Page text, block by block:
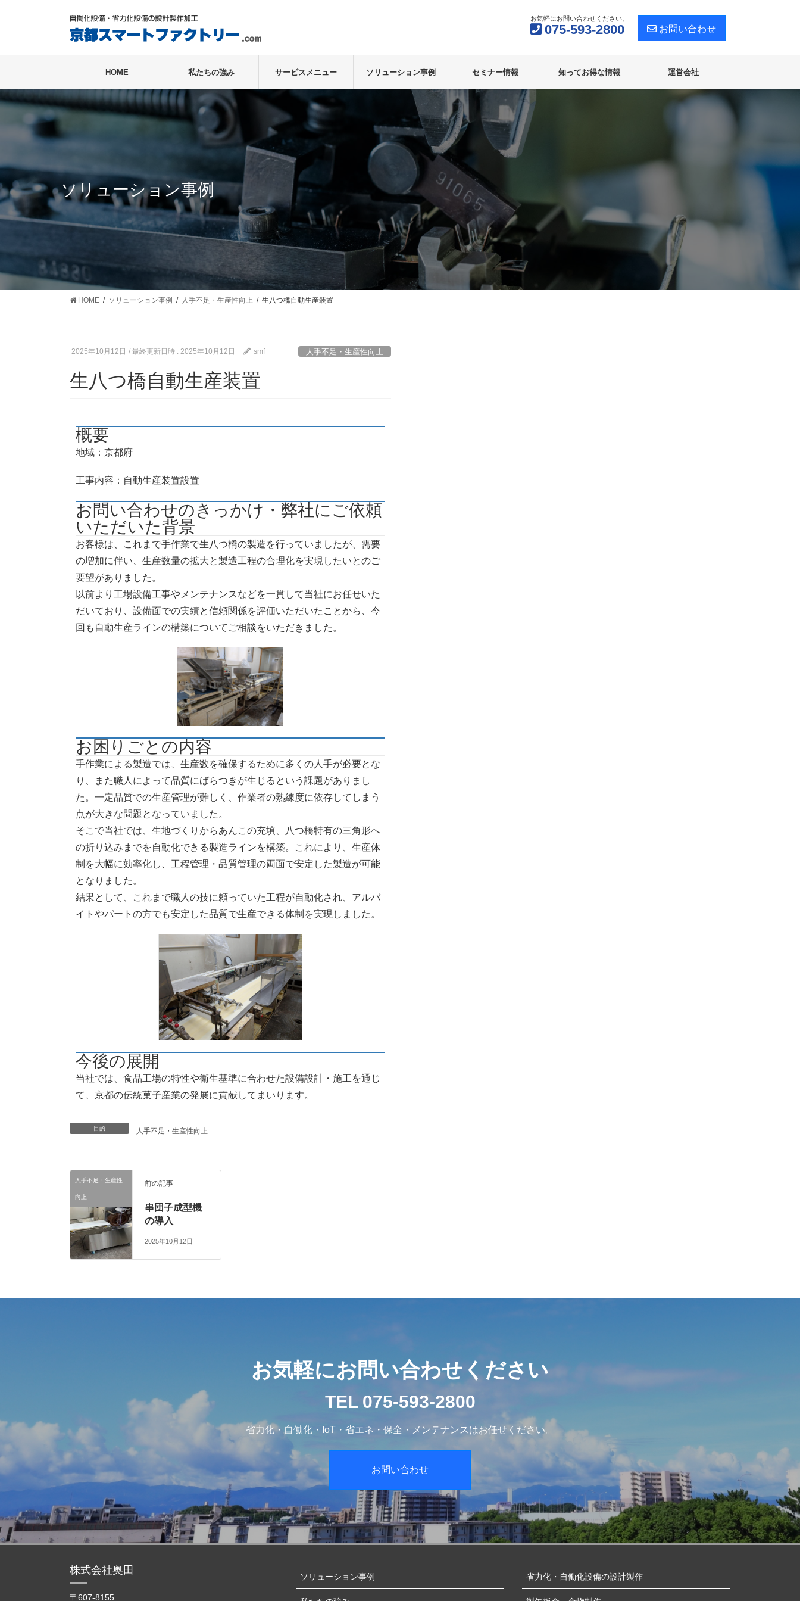
お気軽にお問い合わせください。
075-593-2800 お問い合わせ
HOME 私たちの強み サービスメニュー ソリューション事例 セミナー情報 知ってお得な情報 運営会社
ソリューション事例
HOME ソリューション事例 人手不足・生産性向上 生八つ橋自動生産装置
2025年10月12日 / 最終更新日時 : 2025年10月12日 smf 人手不足・生産性向上
生八つ橋自動生産装置
概要
地域：京都府
工事内容：自動生産装置設置
お問い合わせのきっかけ・弊社にご依頼
いただいた背景
お客様は、これまで手作業で生八つ橋の製造を行っていましたが、需要
の増加に伴い、生産数量の拡大と製造工程の合理化を実現したいとのご
要望がありました。
以前より工場設備工事やメンテナンスなどを一貫して当社にお任せいた
だいており、設備面での実績と信頼関係を評価いただいたことから、今
回も自動生産ラインの構築についてご相談をいただきました。
お困りごとの内容
手作業による製造では、生産数を確保するために多くの人手が必要とな
り、また職人によって品質にばらつきが生じるという課題がありまし
た。一定品質での生産管理が難しく、作業者の熟練度に依存してしまう
点が大きな問題となっていました。
そこで当社では、生地づくりからあんこの充填、八つ橋特有の三角形へ
の折り込みまでを自動化できる製造ラインを構築。これにより、生産体
制を大幅に効率化し、工程管理・品質管理の両面で安定した製造が可能
となりました。
結果として、これまで職人の技に頼っていた工程が自動化され、アルバ
イトやパートの方でも安定した品質で生産できる体制を実現しました。
今後の展開
当社では、食品工場の特性や衛生基準に合わせた設備設計・施工を通じ
て、京都の伝統菓子産業の発展に貢献してまいります。
目的 人手不足・生産性向上
人手不足・生産性
向上
前の記事
串団子成型機
の導入
2025年10月12日
お気軽にお問い合わせください
TEL 075-593-2800
省力化・自働化・IoT・省エネ・保全・メンテナンスはお任せください。
お問い合わせ
株式会社奥田
〒607-8155
ソリューション事例 省力化・自働化設備の設計製作